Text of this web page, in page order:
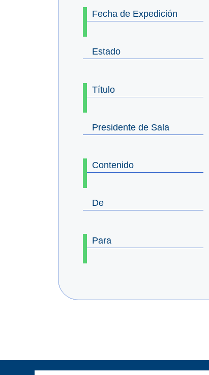
Fecha de Expedición
Estado
Título
Presidente de Sala
Contenido
De
Para